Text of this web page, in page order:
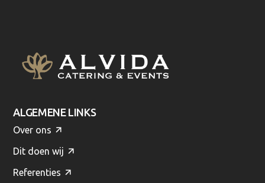
ALGEMENE LINKS
Over ons
Dit doen wij
Referenties